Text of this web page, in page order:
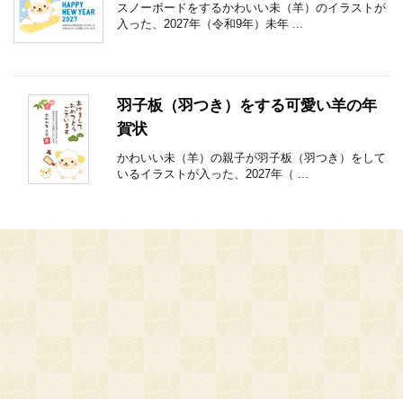
スノーボードをするかわいい未（羊）のイラストが
入った、2027年（令和9年）未年 ...
羽子板（羽つき）をする可愛い羊の年
賀状
かわいい未（羊）の親子が羽子板（羽つき）をして
いるイラストが入った、2027年（ ...